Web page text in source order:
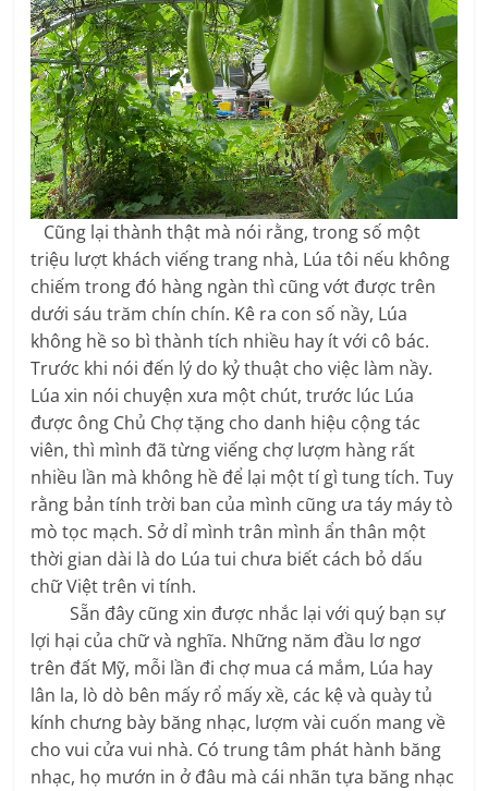
Cũng lại thành thật mà nói rằng, trong số một
triệu lượt khách viếng trang nhà, Lúa tôi nếu không
chiếm trong đó hàng ngàn thì cũng vớt được trên
dưới sáu trăm chín chín. Kê ra con số nầy, Lúa
không hề so bì thành tích nhiều hay ít với cô bác.
Trước khi nói đến lý do kỷ thuật cho việc làm nầy.
Lúa xin nói chuyện xưa một chút, trước lúc Lúa
được ông Chủ Chợ tặng cho danh hiệu cộng tác
viên, thì mình đã từng viếng chợ lượm hàng rất
nhiều lần mà không hề để lại một tí gì tung tích. Tuy
rằng bản tính trời ban của mình cũng ưa táy máy tò
mò tọc mạch. Sở dỉ mình trân mình ẩn thân một
thời gian dài là do Lúa tui chưa biết cách bỏ dấu
chữ Việt trên vi tính.
Sẵn đây cũng xin được nhắc lại với quý bạn sự
lợi hại của chữ và nghĩa. Những năm đầu lơ ngơ
trên đất Mỹ, mỗi lần đi chợ mua cá mắm, Lúa hay
lân la, lò dò bên mấy rổ mấy xề, các kệ và quày tủ
kính chưng bày băng nhạc, lượm vài cuốn mang về
cho vui cửa vui nhà. Có trung tâm phát hành băng
nhạc, họ mướn in ở đâu mà cái nhãn tựa băng nhạc